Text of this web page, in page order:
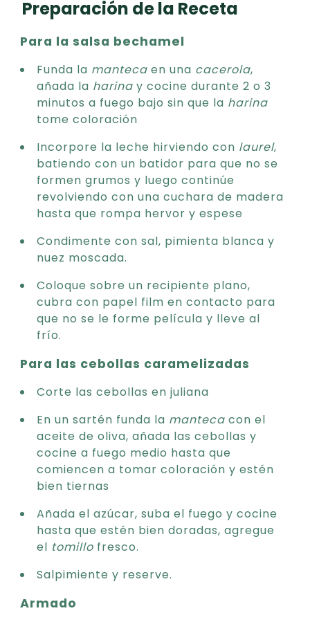
Preparación de la Receta
Para la salsa bechamel
Funda la manteca en una cacerola,
añada la harina y cocine durante 2 o 3
minutos a fuego bajo sin que la harina
tome coloración
Incorpore la leche hirviendo con laurel,
batiendo con un batidor para que no se
formen grumos y luego continúe
revolviendo con una cuchara de madera
hasta que rompa hervor y espese
Condimente con sal, pimienta blanca y
nuez moscada.
Coloque sobre un recipiente plano,
cubra con papel film en contacto para
que no se le forme película y lleve al
frío.
Para las cebollas caramelizadas
Corte las cebollas en juliana
En un sartén funda la manteca con el
aceite de oliva, añada las cebollas y
cocine a fuego medio hasta que
comiencen a tomar coloración y estén
bien tiernas
Añada el azúcar, suba el fuego y cocine
hasta que estén bien doradas, agregue
el tomillo fresco.
Salpimiente y reserve.
Armado